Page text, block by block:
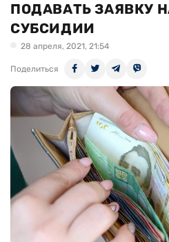
ПОДАВАТЬ ЗАЯВКУ
СУБСИДИИ
28 апреля, 2021, 21:54
Поделиться